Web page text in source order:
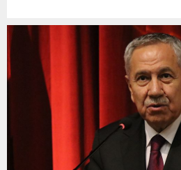
vicdansızlıktır, bu doğru bir şey değil.